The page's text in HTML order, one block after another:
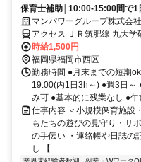
保育士補助│10:00-15:00間で1
験OK＞日払いOK
マンパワーグループ株式会
アクセス ＪＲ筑肥線 九大学
歩約18分、ＪＲ筑肥線 今宿
よる)
時給1,500円
福岡県福岡市西区
勤務時間 ●月末までの短期
19:00(内1日3h～) ●週3日～
み可 ●基本的に残業なし ●午
仕事内容 ＜小規模保育施設
もたちの遊びの見守り・サ
の手伝い ・連絡帳や日誌の
し 【...